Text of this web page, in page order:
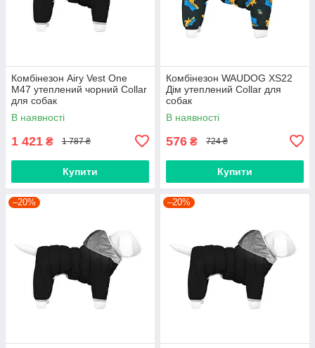
Комбінезон Airy Vest One
M47 утеплений чорний Collar
для собак
В наявності
1 421 ₴ 1 787 ₴
Купити
Комбінезон WAUDOG XS22
Дім утеплений Collar для
собак
В наявності
576 ₴ 724 ₴
Купити
–20% –20%